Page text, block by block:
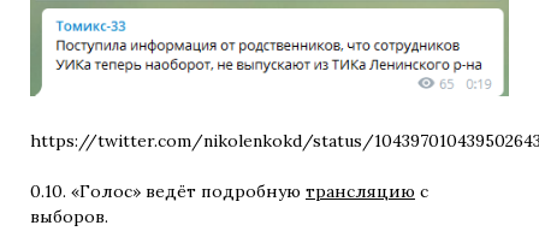
https://twitter.com/nikolenkokd/status/
0.10. «Голос» ведёт подробную трансляцию с
выборов.